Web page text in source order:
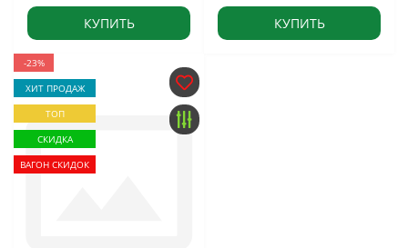
КУПИТЬ КУПИТЬ
-23%
ХИТ ПРОДАЖ
ТОП
СКИДКА
ВАГОН СКИДОК